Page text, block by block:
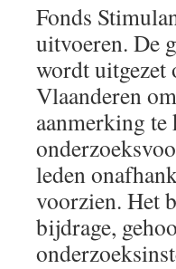
Fonds
uitvoeren. De
wordt uitgezet
Vlaanderen
aanmerking
leden
voorzien. Het
bijdrage,